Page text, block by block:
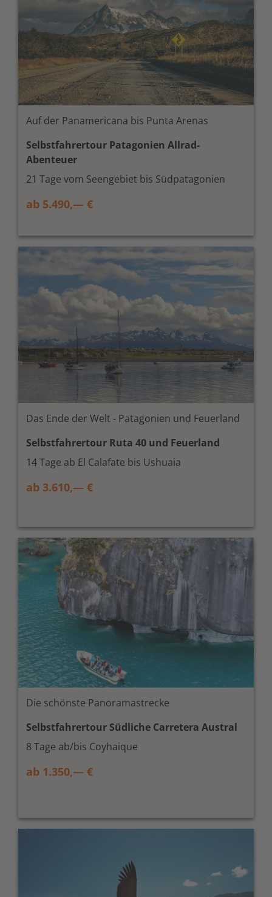
Auf der Panamericana bis Punta Arenas
Selbstfahrertour Patagonien Allrad-
Abenteuer
21 Tage vom Seengebiet bis Südpatagonien
ab 5.490,— €
Das Ende der Welt - Patagonien und Feuerland
Selbstfahrertour Ruta 40 und Feuerland
14 Tage ab El Calafate bis Ushuaia
ab 3.610,— €
Die schönste Panoramastrecke
Selbstfahrertour Südliche Carretera Austral
8 Tage ab/bis Coyhaique
ab 1.350,— €